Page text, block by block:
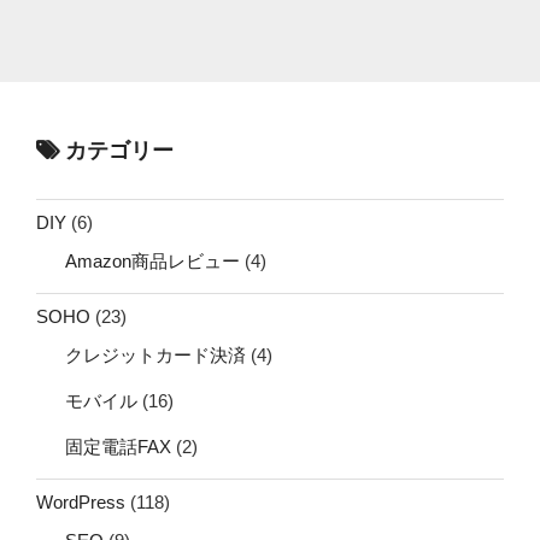
カテゴリー
DIY (6)
Amazon商品レビュー (4)
SOHO (23)
クレジットカード決済 (4)
モバイル (16)
固定電話FAX (2)
WordPress (118)